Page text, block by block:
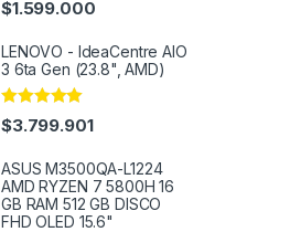
out of 5
$1.599.000
LENOVO - IdeaCentre AIO
3 6ta Gen (23.8", AMD)
Rated5.00
out of 5
$3.799.901
ASUS M3500QA-L1224
AMD RYZEN 7 5800H 16
GB RAM 512 GB DISCO
FHD OLED 15.6"